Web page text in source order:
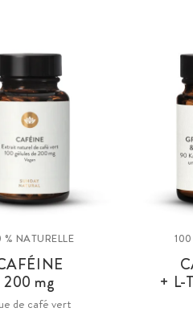
% NATURELLE
200 mg
de café vert
+ L-